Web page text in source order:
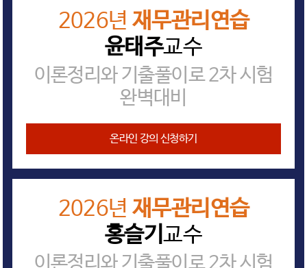
2026년 재무관리연습
윤태주교수
이론정리와 기출풀이로 2차 시험
완벽대비
온라인 강의 신청하기
2026년 재무관리연습
홍슬기교수
이론정리와 기출풀이로 2차 시험